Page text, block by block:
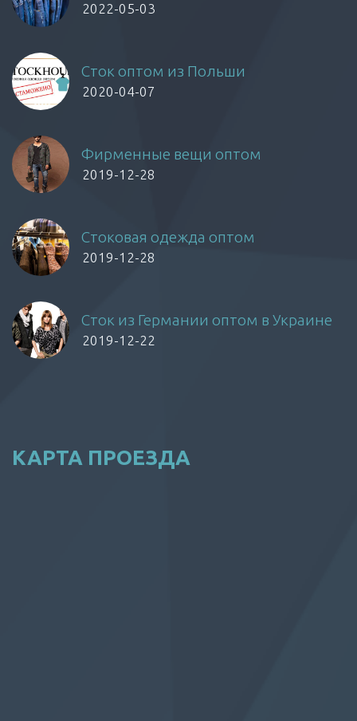
2022-05-03
Сток оптом из Польши
2020-04-07
Фирменные вещи оптом
2019-12-28
Стоковая одежда оптом
2019-12-28
Сток из Германии оптом в Украине
2019-12-22
КАРТА ПРОЕЗДА